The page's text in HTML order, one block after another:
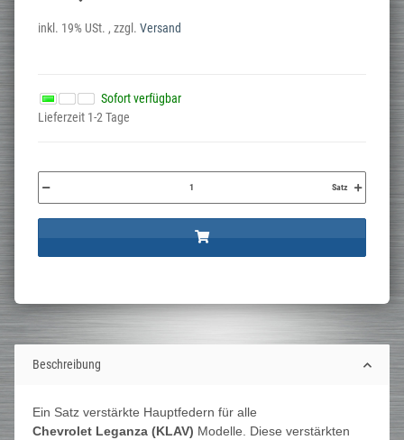
inkl. 19% USt. , zzgl. Versand
Sofort verfügbar
Lieferzeit 1-2 Tage
Satz
Beschreibung
Ein Satz verstärkte Hauptfedern für alle
Chevrolet Leganza (KLAV) Modelle. Diese verstärkten